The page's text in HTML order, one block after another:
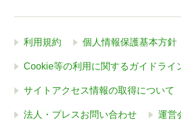
利用規約 個人情報保護基本方針
Cookie等の利用に関するガイドライ
サイトアクセス情報の取得について
法人・プレスお問い合わせ 運営